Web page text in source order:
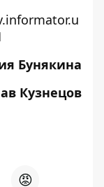
Бунякина
Кузнецов
😡